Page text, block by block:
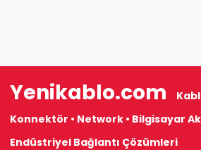
Yenikablo.com
Konnektör • Network • Bilgisayar
Endüstriyel Bağlantı Çözümleri